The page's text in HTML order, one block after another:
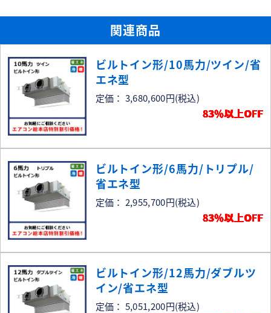
関連商品
ビルトイン形/10馬力/ツイン/省
エネ型
定価： 3,680,600円(税込)
83％以上OFF
ビルトイン形/6馬力/トリプル/
省エネ型
定価： 2,955,700円(税込)
83％以上OFF
ビルトイン形/12馬力/ダブルツ
イン/省エネ型
定価： 5,051,200円(税込)